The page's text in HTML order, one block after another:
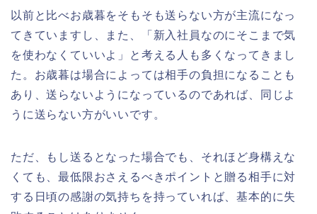
以前と比べお歳暮をそもそも送らない方が主流になっ
てきていますし、また、「新入社員なのにそこまで気
を使わなくていいよ」と考える人も多くなってきまし
た。お歳暮は場合によっては相手の負担になることも
あり、送らないようになっているのであれば、同じよ
うに送らない方がいいです。
ただ、もし送るとなった場合でも、それほど身構えな
くても、最低限おさえるべきポイントと贈る相手に対
する日頃の感謝の気持ちを持っていれば、基本的に失